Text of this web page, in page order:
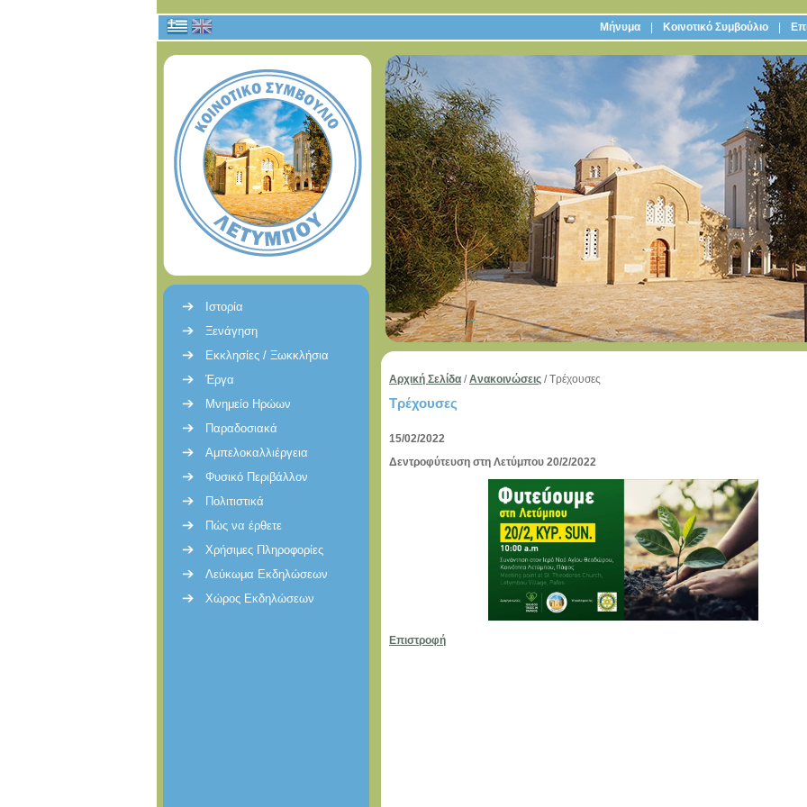
Μήνυμα Κοινοτικό Συμβούλιο
Ιστορία
Ξενάγηση
Εκκλησίες / Ξωκκλήσια
Έργα
Μνημείο Ηρώων
Παραδοσιακά
Αμπελοκαλλιέργεια
Φυσικό Περιβάλλον
Πολιτιστικά
Πώς να έρθετε
Χρήσιμες Πληροφορίες
Λεύκωμα Εκδηλώσεων
Χώρος Εκδηλώσεων
Αρχική Σελίδα /Ανακοινώσεις /Τρέχουσες
Τρέχουσες
15/02/2022
Δεντροφύτευση στη Λετύμπου 20/2/2022
Επιστροφή